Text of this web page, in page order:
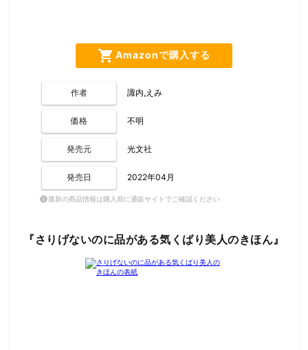
shopping_cart Amazonで購入する
作者 諏内,えみ
価格 不明
発売元 光文社
発売日 2022年04月
info最新の商品情報は購入前に通販サイトでご確認ください
『さりげないのに品がある気くばり美人のきほん』